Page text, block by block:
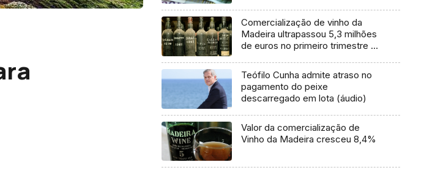
Comercialização de vinho da
Madeira ultrapassou 5,3 milhões
de euros no primeiro trimestre de
Teófilo Cunha admite atraso no
pagamento do peixe
descarregado em lota (áudio)
Valor da comercialização de
Vinho da Madeira cresceu 8,4%